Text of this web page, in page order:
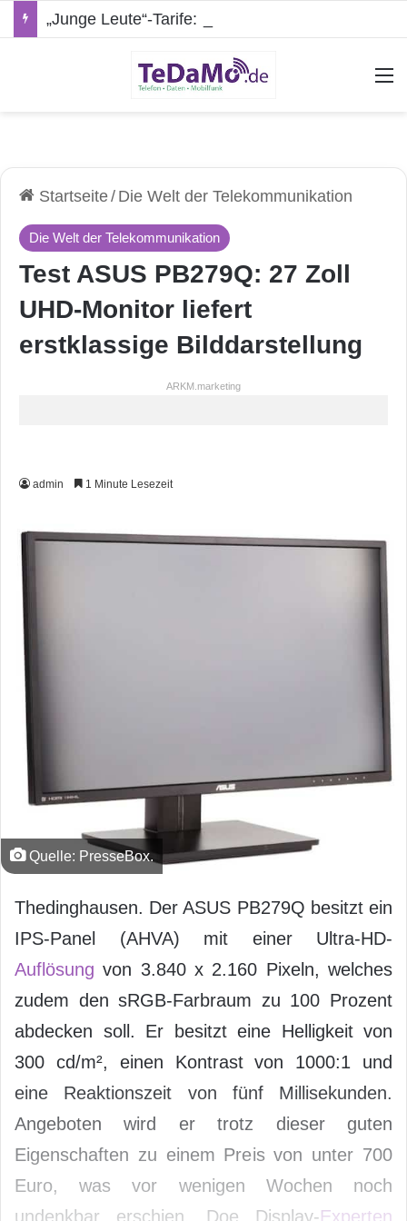
Startseite/ Die Welt der Telekommunikation
Die Welt der Telekommunikation
Test ASUS PB279Q: 27 Zoll
UHD-Monitor liefert
erstklassige Bilddarstellung
ARKM.marketing
admin 1 Minute Lesezeit
Quelle: PresseBox.
Thedinghausen. Der ASUS PB279Q besitzt ein
IPS-Panel (AHVA) mit einer Ultra-HD-
Auflösung von 3.840 x 2.160 Pixeln, welches
zudem den sRGB-Farbraum zu 100 Prozent
abdecken soll. Er besitzt eine Helligkeit von
300 cd/m², einen Kontrast von 1000:1 und
eine Reaktionszeit von fünf Millisekunden.
Angeboten wird er trotz dieser guten
Eigenschaften zu einem Preis von unter 700
Euro, was vor wenigen Wochen noch
undenkbar erschien. Doe Display-Experten